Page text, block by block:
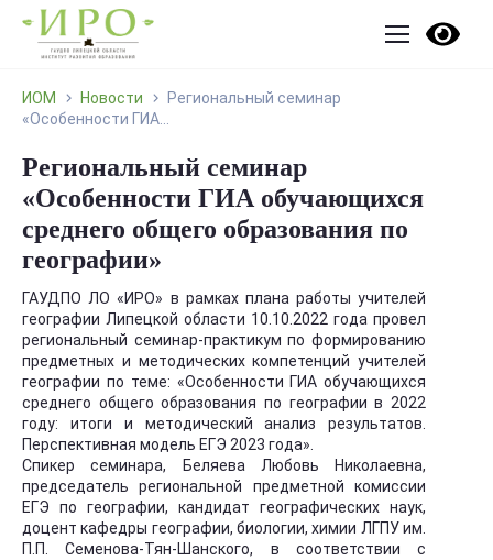
ИОМ Новости
Региональный семинар
«Особенности ГИА...
Региональный семинар
«Особенности ГИА обучающихся
среднего общего образования по
географии»
ГАУДПО ЛО «ИРО» в рамках плана работы учителей
географии Липецкой области 10.10.2022 года провел
региональный семинар-практикум по формированию
предметных и методических компетенций учителей
географии по теме: «Особенности ГИА обучающихся
среднего общего образования по географии в 2022
году: итоги и методический анализ результатов.
Перспективная модель ЕГЭ 2023 года».
Спикер семинара, Беляева Любовь Николаевна,
председатель региональной предметной комиссии
ЕГЭ по географии, кандидат географических наук,
доцент кафедры географии, биологии, химии ЛГПУ им.
П.П. Семенова-Тян-Шанского, в соответствии с